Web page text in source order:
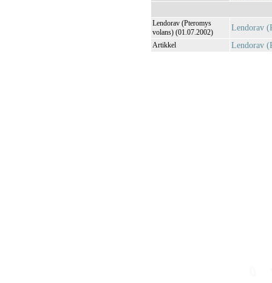
Lendorav (Pteromys
volans) (01.07.2002)
Lendorav
Artikkel Lendorav